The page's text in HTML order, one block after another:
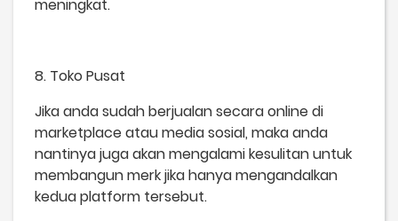
meningkat.
8. Toko Pusat
Jika anda sudah berjualan secara online di
marketplace atau media sosial, maka anda
nantinya juga akan mengalami kesulitan untuk
membangun merk jika hanya mengandalkan
kedua platform tersebut.